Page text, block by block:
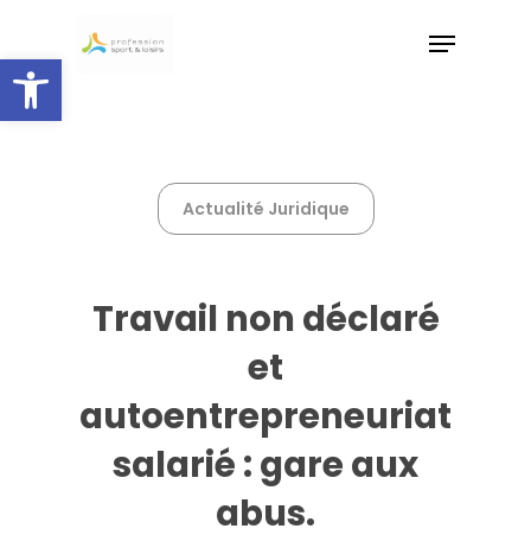
Ouvrir la barre d’outils
main
content
Menu
Actualité Juridique
Travail non déclaré
et
autoentrepreneuriat
salarié : gare aux
abus.